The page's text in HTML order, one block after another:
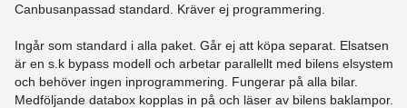
Canbusanpassad standard. Kräver ej programmering.
Ingår som standard i alla paket. Går ej att köpa separat. Elsatsen
är en s.k bypass modell och arbetar parallellt med bilens elsystem
och behöver ingen inprogrammering. Fungerar på alla bilar.
Medföljande databox kopplas in på och läser av bilens baklampor.